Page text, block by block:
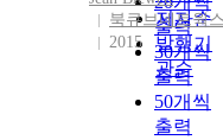
저자순
발행기
관순
출력
30개씩
출력
50개씩
출력
북큐브네트웍
2015